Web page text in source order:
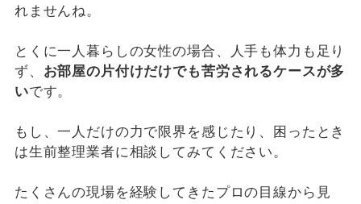
れませんね。
とくに一人暮らしの女性の場合、人手も体力も足り
ず、 お部屋の片付けだけでも苦労されるケースが多
いです。
もし、一人だけの力で限界を感じたり、困ったとき
は生前整理業者に相談してみてください。
たくさんの現場を経験してきたプロの目線から見